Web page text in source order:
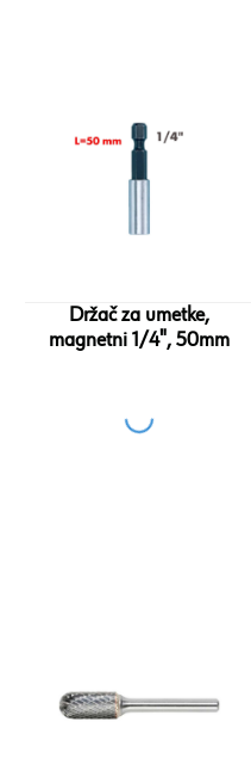
Držač za umetke,
magnetni 1/4", 50mm